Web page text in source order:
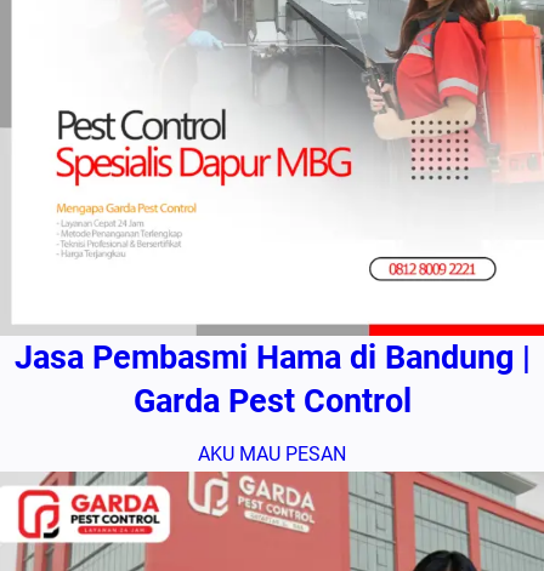
Jasa Pembasmi Hama di Bandung |
Garda Pest Control
AKU MAU PESAN